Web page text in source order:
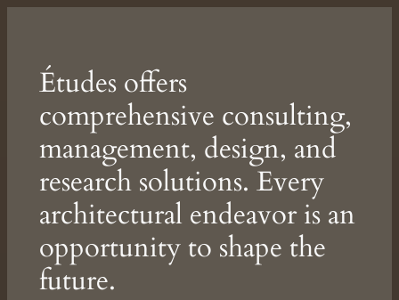
Études offers
comprehensive consulting,
management, design, and
research solutions. Every
architectural endeavor is an
opportunity to shape the
future.